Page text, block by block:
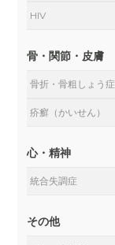
HIV
骨・関節・皮膚
骨折・骨粗しょう症
疥癬（かいせん）
心・精神
統合失調症
その他